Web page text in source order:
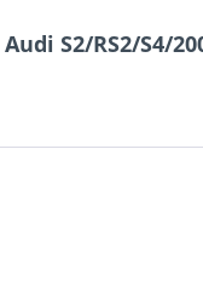
S2/RS2/S4/